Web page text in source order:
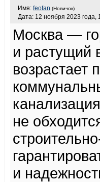
Имя: feofan (Новичок)
Дата: 12 ноября 2023 года,
Москва —
и растущий
возрастает
не
и